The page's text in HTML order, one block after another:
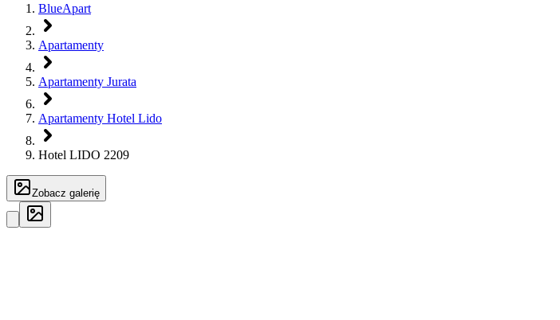
BlueApart
Apartamenty
Apartamenty Jurata
Apartamenty Hotel Lido
Hotel LIDO 2209
Zobacz galerię